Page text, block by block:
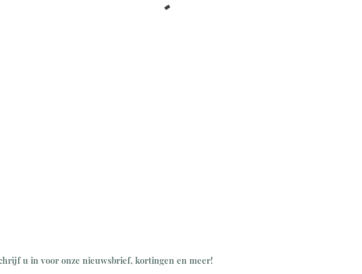
u in voor onze nieuwsbrief, kortingen en meer!